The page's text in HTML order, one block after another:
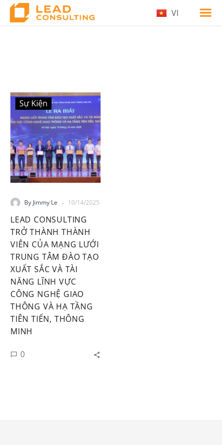
VI
Sự Kiện
By Jimmy Le - 10/14/2025
LEAD CONSULTING
TRỞ THÀNH THÀNH
VIÊN CỦA MẠNG LƯỚI
TRUNG TÂM ĐÀO TẠO
XUẤT SẮC VÀ TÀI
NĂNG LĨNH VỰC
CÔNG NGHỆ GIAO
THÔNG VÀ HẠ TẦNG
TIÊN TIẾN, THÔNG
MINH
0